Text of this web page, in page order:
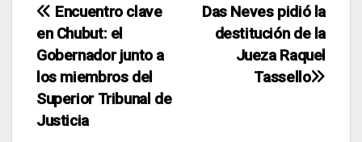
Navegación
de
entradas
Das Neves pidió la
destitución de la
Jueza Raquel
Tassello
Encuentro clave
en Chubut: el
Gobernador junto a
los miembros del
Superior Tribunal de
Justicia